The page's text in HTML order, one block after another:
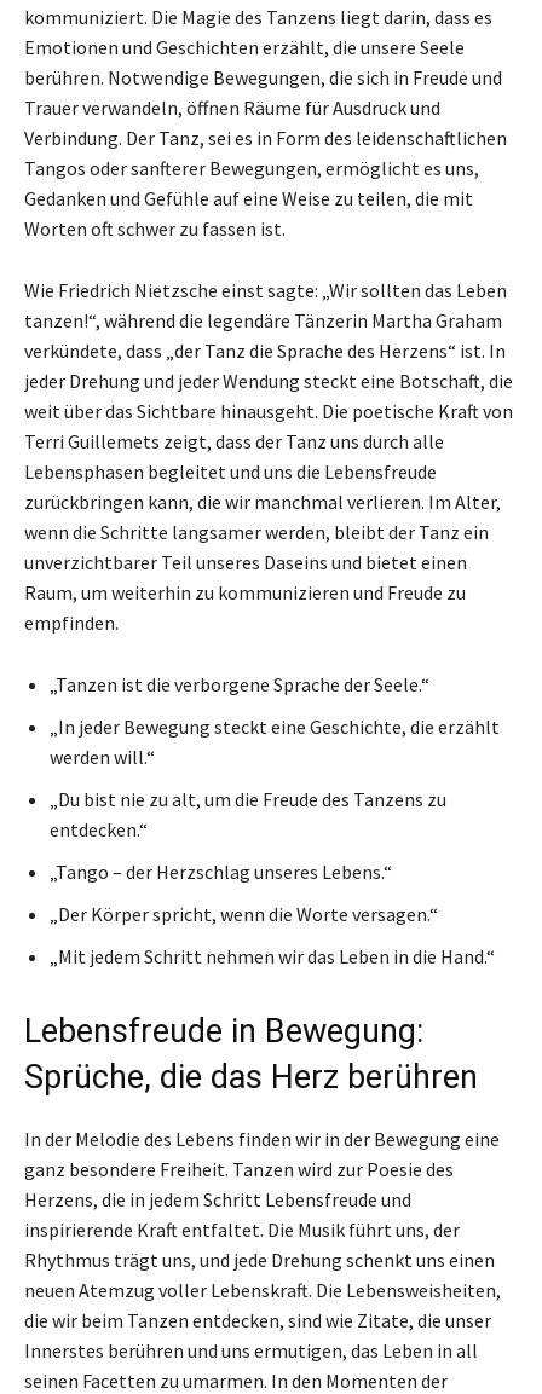
kommuniziert. Die Magie des Tanzens liegt darin, dass es
Emotionen und Geschichten erzählt, die unsere Seele
berühren. Notwendige Bewegungen, die sich in Freude und
Trauer verwandeln, öffnen Räume für Ausdruck und
Verbindung. Der Tanz, sei es in Form des leidenschaftlichen
Tangos oder sanfterer Bewegungen, ermöglicht es uns,
Gedanken und Gefühle auf eine Weise zu teilen, die mit
Worten oft schwer zu fassen ist.
Wie Friedrich Nietzsche einst sagte: „Wir sollten das Leben
tanzen!“, während die legendäre Tänzerin Martha Graham
verkündete, dass „der Tanz die Sprache des Herzens“ ist. In
jeder Drehung und jeder Wendung steckt eine Botschaft, die
weit über das Sichtbare hinausgeht. Die poetische Kraft von
Terri Guillemets zeigt, dass der Tanz uns durch alle
Lebensphasen begleitet und uns die Lebensfreude
zurückbringen kann, die wir manchmal verlieren. Im Alter,
wenn die Schritte langsamer werden, bleibt der Tanz ein
unverzichtbarer Teil unseres Daseins und bietet einen
Raum, um weiterhin zu kommunizieren und Freude zu
empfinden.
„Tanzen ist die verborgene Sprache der Seele.“
„In jeder Bewegung steckt eine Geschichte, die erzählt
werden will.“
„Du bist nie zu alt, um die Freude des Tanzens zu
entdecken.“
„Tango – der Herzschlag unseres Lebens.“
„Der Körper spricht, wenn die Worte versagen.“
„Mit jedem Schritt nehmen wir das Leben in die Hand.“
Lebensfreude in Bewegung:
Sprüche, die das Herz berühren
In der Melodie des Lebens finden wir in der Bewegung eine
ganz besondere Freiheit. Tanzen wird zur Poesie des
Herzens, die in jedem Schritt Lebensfreude und
inspirierende Kraft entfaltet. Die Musik führt uns, der
Rhythmus trägt uns, und jede Drehung schenkt uns einen
neuen Atemzug voller Lebenskraft. Die Lebensweisheiten,
die wir beim Tanzen entdecken, sind wie Zitate, die unser
Innerstes berühren und uns ermutigen, das Leben in all
seinen Facetten zu umarmen. In den Momenten der